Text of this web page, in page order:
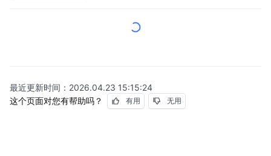
最近更新时间： 2026.04.23 15:15:24
这个页面对您有帮助吗？
有用 无用